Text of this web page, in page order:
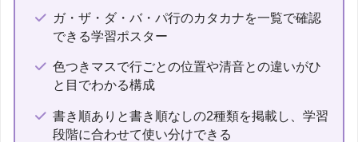
ガ・ザ・ダ・バ・パ行のカタカナを一覧で確認
できる学習ポスター
色つきマスで行ごとの位置や清音との違いがひ
と目でわかる構成
書き順ありと書き順なしの2種類を掲載し、学習
段階に合わせて使い分けできる